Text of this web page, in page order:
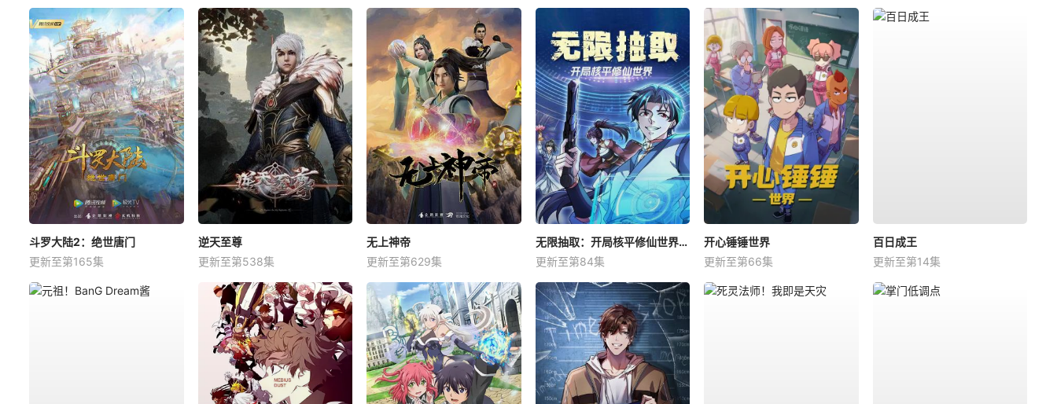
斗罗大陆2：绝世唐门
更新至第165集
逆天至尊
更新至第538集
无上神帝
更新至第629集
无限抽取：开局核平修仙世界动态漫
更新至第84集
开心锤锤世界
更新至第66集
百日成王
更新至第14集